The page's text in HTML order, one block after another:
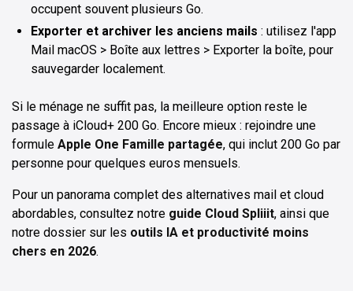
occupent souvent plusieurs Go.
Exporter et archiver les anciens mails : utilisez l'app
Mail macOS > Boîte aux lettres > Exporter la boîte, pour
sauvegarder localement.
Si le ménage ne suffit pas, la meilleure option reste le
passage à iCloud+ 200 Go. Encore mieux : rejoindre une
formule Apple One Famille partagée, qui inclut 200 Go par
personne pour quelques euros mensuels.
Pour un panorama complet des alternatives mail et cloud
abordables, consultez notre guide Cloud Spliiit, ainsi que
notre dossier sur les outils IA et productivité moins
chers en 2026.